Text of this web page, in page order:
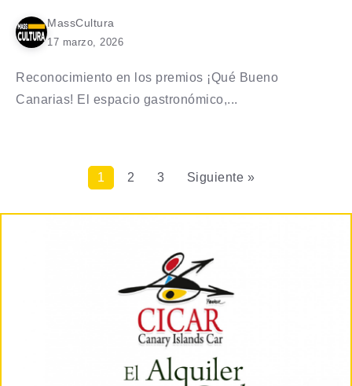
MassCultura
17 marzo, 2026
Reconocimiento en los premios ¡Qué Bueno
Canarias! El espacio gastronómico,...
1 2 3 Siguiente »